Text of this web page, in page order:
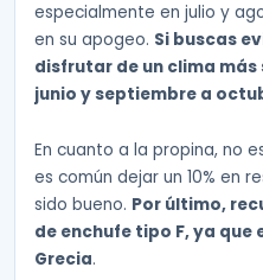
especialmente en julio y
en su apogeo. Si buscas
disfrutar de un clima más
junio y septiembre a
En cuanto a la propina, no
es común dejar un 10% en
sido bueno. Por último,
de enchufe tipo F, ya que
Grecia.